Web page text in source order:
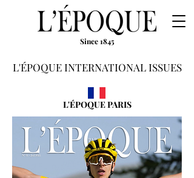
Since 1845
L'ÉPOQUE INTERNATIONAL ISSUES
L'ÉPOQUE PARIS